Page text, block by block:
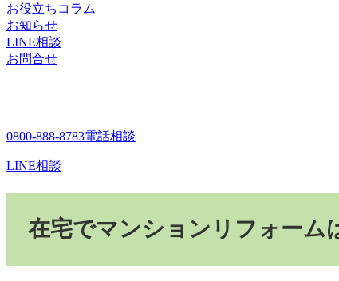
お役立ちコラム
お知らせ
LINE相談
お問合せ
0800-888-8783電話相談
LINE相談
在宅でマンションリフォーム